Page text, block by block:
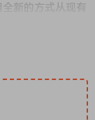
新的方式从现有
样分解成微小的
色云到实验性的
颗粒。在这种速
一样工作——将
音频速率下，原